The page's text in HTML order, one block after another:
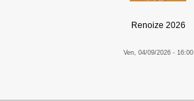
Renoize 2026
Ven, 04/09/2026 - 16:00